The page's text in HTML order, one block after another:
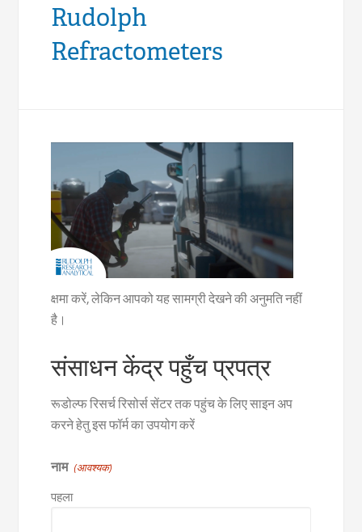
Rudolph
Refractometers
क्षमा करें, लेकिन आपको यह सामग्री देखने की अनुमति नहीं
है।
संसाधन केंद्र पहुँच प्रपत्र
रूडोल्फ रिसर्च रिसोर्स सेंटर तक पहुंच के लिए साइन अप
करने हेतु इस फॉर्म का उपयोग करें
नाम (आवश्यक)
पहला